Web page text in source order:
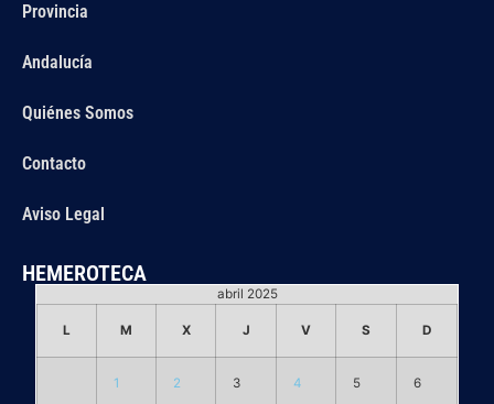
Provincia
Andalucía
Quiénes Somos
Contacto
Aviso Legal
HEMEROTECA
abril 2025
L M X J V S D
1 2 3 4 5 6